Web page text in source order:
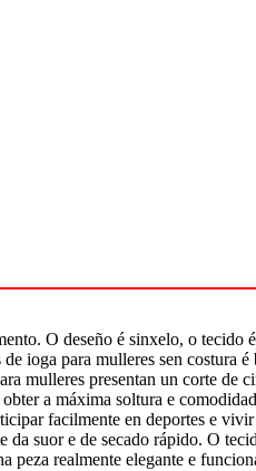
O deseño é sinxelo, o
ioga para mulleres sen costura
mulleres presentan un corte de
a máxima soltura e
facilmente en deportes e
suor e de secado rápido. O
peza realmente elegante e